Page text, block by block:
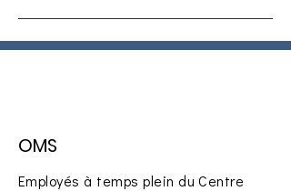
OMS
Employés à temps plein du Centre